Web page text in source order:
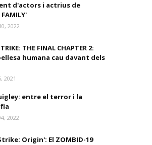
d'actors i actrius de
FAMILY'
2022
THE FINAL CHAPTER 2:
humana cau davant dels
2021
entre el terror i la
2022
Origin': El ZOMBID-19